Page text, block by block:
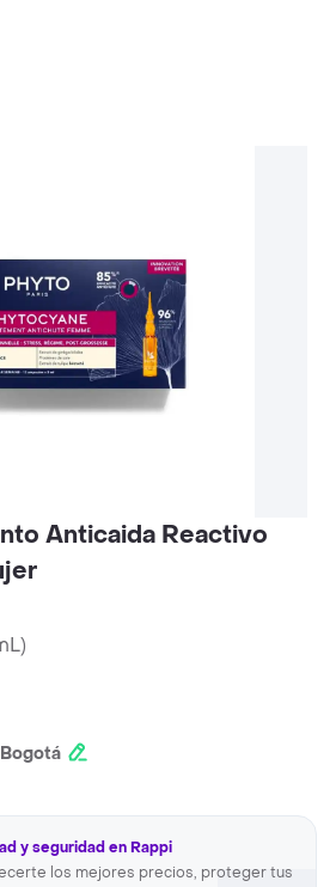
Anticaida Reactivo
)
Bogotá
y seguridad en Rappi
los mejores precios, proteger tus